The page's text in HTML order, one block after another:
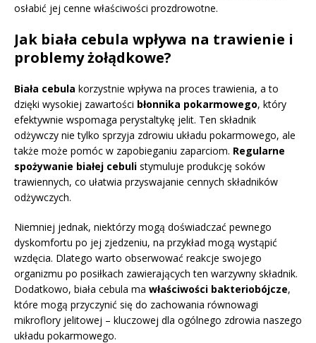
osłabić jej cenne właściwości prozdrowotne.
Jak biała cebula wpływa na trawienie i
problemy żołądkowe?
Biała cebula korzystnie wpływa na proces trawienia, a to
dzięki wysokiej zawartości błonnika pokarmowego, który
efektywnie wspomaga perystaltykę jelit. Ten składnik
odżywczy nie tylko sprzyja zdrowiu układu pokarmowego, ale
także może pomóc w zapobieganiu zaparciom. Regularne
spożywanie białej cebuli stymuluje produkcję soków
trawiennych, co ułatwia przyswajanie cennych składników
odżywczych.
Niemniej jednak, niektórzy mogą doświadczać pewnego
dyskomfortu po jej zjedzeniu, na przykład mogą wystąpić
wzdęcia. Dlatego warto obserwować reakcje swojego
organizmu po posiłkach zawierających ten warzywny składnik.
Dodatkowo, biała cebula ma właściwości bakteriobójcze,
które mogą przyczynić się do zachowania równowagi
mikroflory jelitowej – kluczowej dla ogólnego zdrowia naszego
układu pokarmowego.